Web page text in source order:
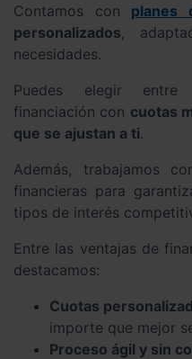
Contamos con planes
personalizados,
necesidades.
Puedes elegir entre
financiación con cuotas
que se ajustan a ti.
Además, trabajamos
financieras para
tipos de interés
Entre las ventajas de
destacamos:
Cuotas
importe que mejor
Proceso ágil y sin